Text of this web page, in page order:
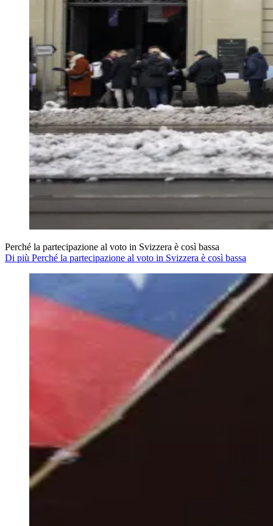
Perché la partecipazione al voto in Svizzera è così bassa
Di più Perché la partecipazione al voto in Svizzera è così bassa